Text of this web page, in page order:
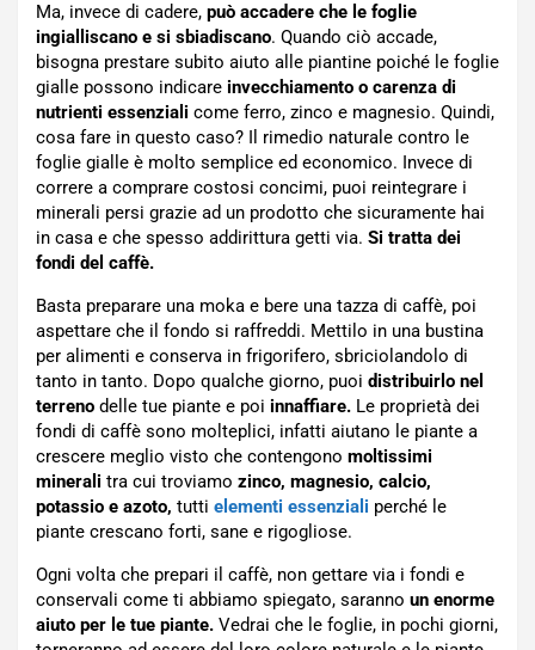
Ma, invece di cadere, può accadere che le foglie
ingialliscano e si sbiadiscano. Quando ciò accade,
bisogna prestare subito aiuto alle piantine poiché le foglie
gialle possono indicare invecchiamento o carenza di
nutrienti essenziali come ferro, zinco e magnesio. Quindi,
cosa fare in questo caso? Il rimedio naturale contro le
foglie gialle è molto semplice ed economico. Invece di
correre a comprare costosi concimi, puoi reintegrare i
minerali persi grazie ad un prodotto che sicuramente hai
in casa e che spesso addirittura getti via. Si tratta dei
fondi del caffè.
Basta preparare una moka e bere una tazza di caffè, poi
aspettare che il fondo si raffreddi. Mettilo in una bustina
per alimenti e conserva in frigorifero, sbriciolandolo di
tanto in tanto. Dopo qualche giorno, puoi distribuirlo nel
terreno delle tue piante e poi innaffiare. Le proprietà dei
fondi di caffè sono molteplici, infatti aiutano le piante a
crescere meglio visto che contengono moltissimi
minerali tra cui troviamo zinco, magnesio, calcio,
potassio e azoto, tutti elementi essenziali perché le
piante crescano forti, sane e rigogliose.
Ogni volta che prepari il caffè, non gettare via i fondi e
conservali come ti abbiamo spiegato, saranno un enorme
aiuto per le tue piante. Vedrai che le foglie, in pochi giorni,